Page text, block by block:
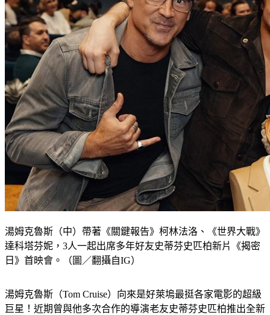
湯姆克魯斯（中）帶著《關鍵報告》柯林法洛、《世界大戰》
達科塔芬妮，3人一起出席多年好友史蒂芬史匹柏新片《揭密
日》首映會。（圖／翻攝自IG）
湯姆克魯斯（Tom Cruise）向來是好萊塢最挺各家電影的超級
巨星！近期曾與他多次合作的導演老友史蒂芬史匹柏推出全新